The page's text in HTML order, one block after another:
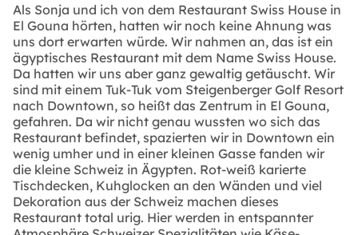
Als Sonja und ich von dem Restaurant Swiss House in
El Gouna hörten, hatten wir noch keine Ahnung was
uns dort erwarten würde. Wir nahmen an, das ist ein
ägyptisches Restaurant mit dem Name Swiss House.
Da hatten wir uns aber ganz gewaltig getäuscht. Wir
sind mit einem Tuk-Tuk vom Steigenberger Golf Resort
nach Downtown, so heißt das Zentrum in El Gouna,
gefahren. Da wir nicht genau wussten wo sich das
Restaurant befindet, spazierten wir in Downtown ein
wenig umher und in einer kleinen Gasse fanden wir
die kleine Schweiz in Ägypten. Rot-weiß karierte
Tischdecken, Kuhglocken an den Wänden und viel
Dekoration aus der Schweiz machen dieses
Restaurant total urig. Hier werden in entspannter